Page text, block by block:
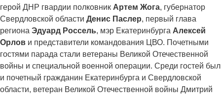
герой ДНР гвардии полковник Артем Жога, губернатор
Свердловской области Денис Паслер, первый глава
региона Эдуард Россель, мэр Екатеринбурга Алексей
Орлов и представители командования ЦВО. Почетными
гостями парада стали ветераны Великой Отечественной
войны и специальной военной операции. Среди гостей был
и почетный гражданин Екатеринбурга и Свердловской
области, ветеран Великой Отечественной войны Дмитрий